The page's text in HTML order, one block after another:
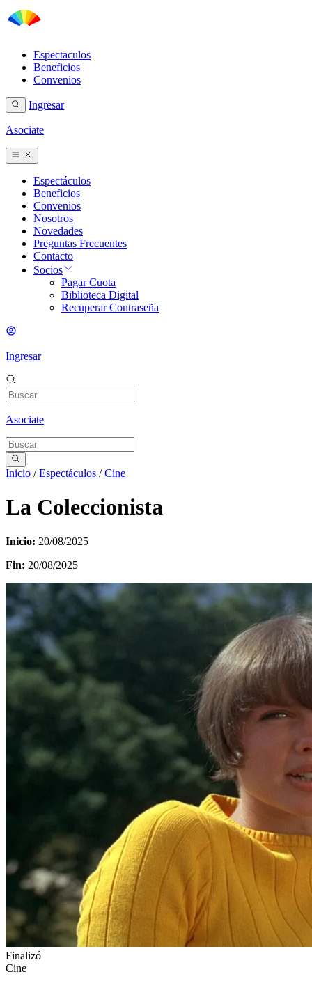
Espectaculos
Beneficios
Convenios
Ingresar
Asociate
Espectáculos
Beneficios
Convenios
Nosotros
Novedades
Preguntas Frecuentes
Contacto
Socios
Pagar Cuota
Biblioteca Digital
Recuperar Contraseña
Ingresar
Asociate
Inicio /Espectáculos /Cine
La Coleccionista
Inicio: 20/08/2025
Fin: 20/08/2025
Finalizó
Cine